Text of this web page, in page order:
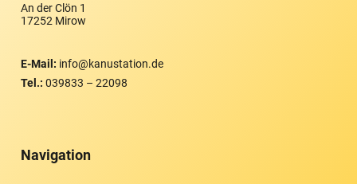
An der Clön 1
17252 Mirow
E-Mail: info@kanustation.de
Tel.: 039833 – 22098
Navigation